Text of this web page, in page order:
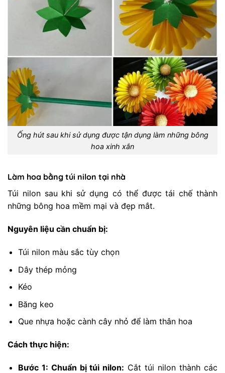
Ống hút sau khi sử dụng được tận dụng làm những bông
hoa xinh xắn
Làm hoa bằng túi nilon tại nhà
Túi nilon sau khi sử dụng có thể được tái chế thành
những bông hoa mềm mại và đẹp mắt.
Nguyên liệu cần chuẩn bị:
Túi nilon màu sắc tùy chọn
Dây thép mỏng
Kéo
Băng keo
Que nhựa hoặc cành cây nhỏ để làm thân hoa
Cách thực hiện:
Bước 1: Chuẩn bị túi nilon: Cắt túi nilon thành các